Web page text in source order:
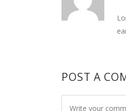
POST A